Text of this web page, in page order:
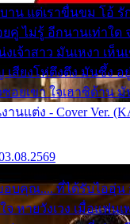
าน แต่เราขื่นขม โอ้ รั
คู่ ไม่รู้ อีกนานเท่าใด
งเจ้าสาว มันเหงา เห็
เสียงโห่ตึงตึง มันซึ้ง
ซอยเขา ใจเฮาซิด้าน
านแต่ง - Cover Ver.
อบคุณ.... ที่ได้รับไออุ่น
หายวังเวง เมื่อแฟนเ